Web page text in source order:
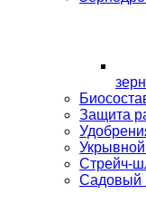
Защита
Стрейч-
Садовый